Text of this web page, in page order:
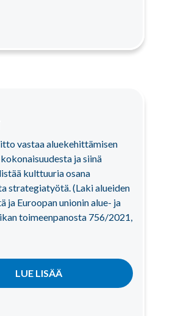
vastaa aluekehittämisen
ja siinä
kulttuuria osana
strategiatyötä. (Laki alueiden
ja Euroopan unionin alue- ja
toimeenpanosta 756/2021,
LUE LISÄÄ